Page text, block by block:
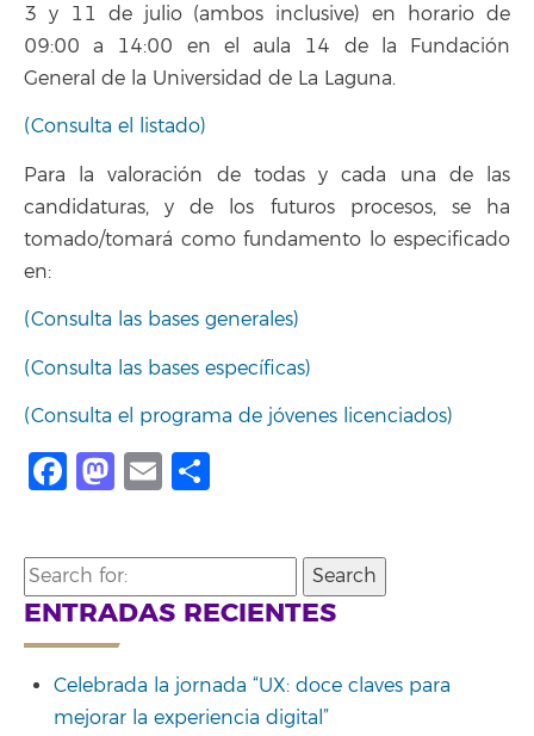
3 y 11 de julio (ambos inclusive) en horario de
09:00 a 14:00 en el aula 14 de la Fundación
General de la Universidad de La Laguna.
(Consulta el listado)
Para la valoración de todas y cada una de las
candidaturas, y de los futuros procesos, se ha
tomado/tomará como fundamento lo especificado
en:
(Consulta las bases generales)
(Consulta las bases específicas)
(Consulta el programa de jóvenes licenciados)
Facebook
Mastodon
Email
Search
for:
ENTRADAS RECIENTES
Celebrada la jornada “UX: doce claves para
mejorar la experiencia digital”